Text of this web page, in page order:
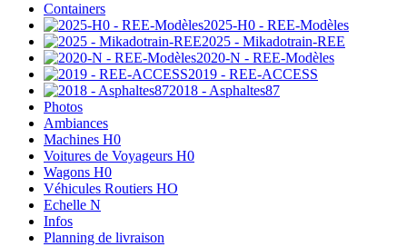
Containers
2025-H0 - REE-Modèles
2025 - Mikadotrain-REE
2020-N - REE-Modèles
2019 - REE-ACCESS
2018 - Asphaltes87
Photos
Ambiances
Machines H0
Voitures de Voyageurs H0
Wagons H0
Véhicules Routiers HO
Echelle N
Infos
Planning de livraison